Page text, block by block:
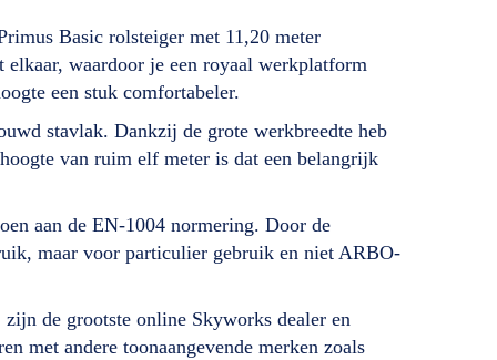
Basic rolsteiger met 11,20 meter
elkaar, waardoor je een royaal werkplatform
een stuk comfortabeler.
stavlak. Dankzij de grote werkbreedte heb
van ruim elf meter is dat een belangrijk
aan de EN-1004 normering. Door de
maar voor particulier gebruik en niet ARBO-
de grootste online Skyworks dealer en
met andere toonaangevende merken zoals